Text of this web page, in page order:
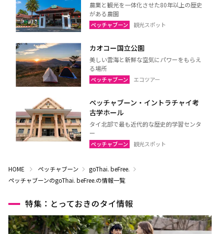
農業と観光を一体化させた80年以上の歴史
がある農園
ペッチャブーン 観光スポット
カオコー国立公園
美しい雲海と新鮮な空気にパワーをもらえ
る場所
ペッチャブーン エコツアー
ペッチャブーン・イントラチャイ考
古学ホール
タイ北部で最も近代的な歴史的学習センタ
ー
ペッチャブーン 観光スポット
HOME ペッチャブーン
goThai. beFree.
ペッチャブーンのgoThai. beFree.の情報一覧
特集：とっておきのタイ情報